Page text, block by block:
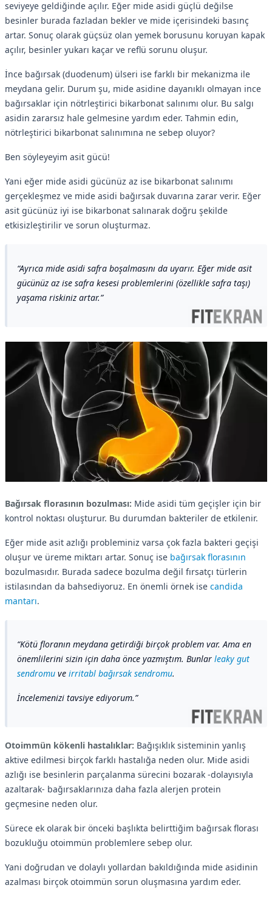
seviyeye geldiğinde açılır. Eğer mide asidi güçlü değilse
besinler burada fazladan bekler ve mide içerisindeki basınç
artar. Sonuç olarak güçsüz olan yemek borusunu koruyan kapak
açılır, besinler yukarı kaçar ve reflü sorunu oluşur.
İnce bağırsak (duodenum) ülseri ise farklı bir mekanizma ile
meydana gelir. Durum şu, mide asidine dayanıklı olmayan ince
bağırsaklar için nötrleştirici bikarbonat salınımı olur. Bu salgı
asidin zararsız hale gelmesine yardım eder. Tahmin edin,
nötrleştirici bikarbonat salınımına ne sebep oluyor?
Ben söyleyeyim asit gücü!
Yani eğer mide asidi gücünüz az ise bikarbonat salınımı
gerçekleşmez ve mide asidi bağırsak duvarına zarar verir. Eğer
asit gücünüz iyi ise bikarbonat salınarak doğru şekilde
etkisizleştirilir ve sorun oluşturmaz.
Ayrıca mide asidi safra boşalmasını da uyarır. Eğer mide asit
gücünüz az ise safra kesesi problemlerini (özellikle safra taşı)
yaşama riskiniz artar.
Bağırsak florasının bozulması: Mide asidi tüm geçişler için bir
kontrol noktası oluşturur. Bu durumdan bakteriler de etkilenir.
Eğer mide asit azlığı probleminiz varsa çok fazla bakteri geçişi
oluşur ve üreme miktarı artar. Sonuç ise bağırsak florasının
bozulmasıdır. Burada sadece bozulma değil fırsatçı türlerin
istilasından da bahsediyoruz. En önemli örnek ise candida
mantarı.
Kötü floranın meydana getirdiği birçok problem var. Ama en
önemlilerini sizin için daha önce yazmıştım. Bunlar leaky gut
sendromuve irritabl bağırsak sendromu.
İncelemenizi tavsiye ediyorum.
Otoimmün kökenli hastalıklar: Bağışıklık sisteminin yanlış
aktive edilmesi birçok farklı hastalığa neden olur. Mide asidi
azlığı ise besinlerin parçalanma sürecini bozarak -dolayısıyla
azaltarak- bağırsaklarınıza daha fazla alerjen protein
geçmesine neden olur.
Sürece ek olarak bir önceki başlıkta belirttiğim bağırsak florası
bozukluğu otoimmün problemlere sebep olur.
Yani doğrudan ve dolaylı yollardan bakıldığında mide asidinin
azalması birçok otoimmün sorun oluşmasına yardım eder.